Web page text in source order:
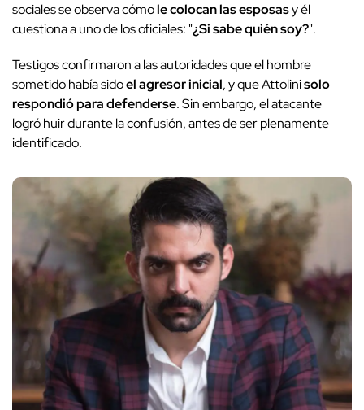
sociales se observa cómole colocan las esposasy él
cuestiona a uno de los oficiales: "¿Si sabe quién soy?".
Testigos confirmaron a las autoridades que el hombre
sometido había sidoel agresor inicial, y que Attolinisolo
respondió para defenderse. Sin embargo, el atacante
logró huir durante la confusión, antes de ser plenamente
identificado.